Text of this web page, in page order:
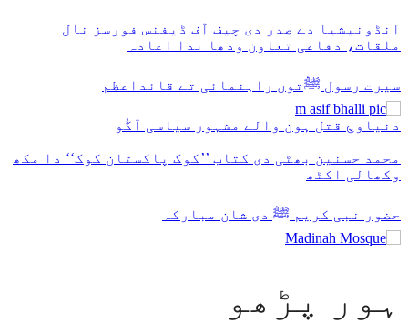
انڈونیشیا دے صدر دی چیف آف ڈیفنس فورسز نال
ملقات، دفاعی تعاون ودھا ندا اعادہ
سیرت رسول ﷺتوں راہنمائی تے قائداعظم
دنیاوچ قتل ہون والے مشہور سیاسی آگُو
محمد حسنین بھٹی دی کتاب ’’کوک پاکستان کوک‘‘ دا مکھ
وکھالی اکٹھ
حضور نبی کریم ﷺ دی شان مبارکہ
ہور پڑھو